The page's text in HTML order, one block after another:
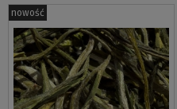
nowość